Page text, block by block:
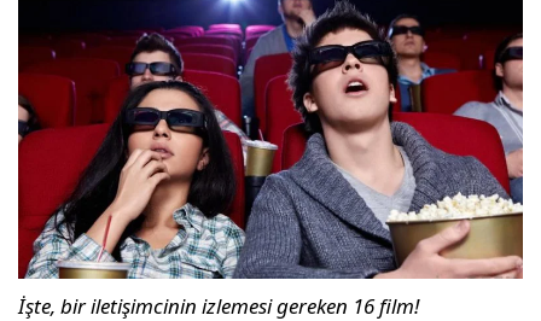
İşte, bir iletişimcinin izlemesi gereken 16 film!